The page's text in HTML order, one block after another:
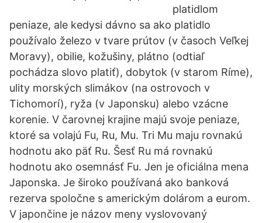
platidlom
peniaze, ale kedysi dávno sa ako platidlo
používalo železo v tvare prútov (v časoch Veľkej
Moravy), obilie, kožušiny, plátno (odtiaľ
pochádza slovo platiť), dobytok (v starom Ríme),
ulity morských slimákov (na ostrovoch v
Tichomorí), ryža (v Japonsku) alebo vzácne
korenie. V čarovnej krajine majú svoje peniaze,
ktoré sa volajú Fu, Ru, Mu. Tri Mu maju rovnakú
hodnotu ako päť Ru. Šesť Ru má rovnakú
hodnotu ako osemnásť Fu. Jen je oficiálna mena
Japonska. Je široko používaná ako banková
rezerva spoločne s americkým dolárom a eurom.
V japončine je názov meny vyslovovaný